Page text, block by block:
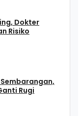
Dokter
Risiko
Rugi